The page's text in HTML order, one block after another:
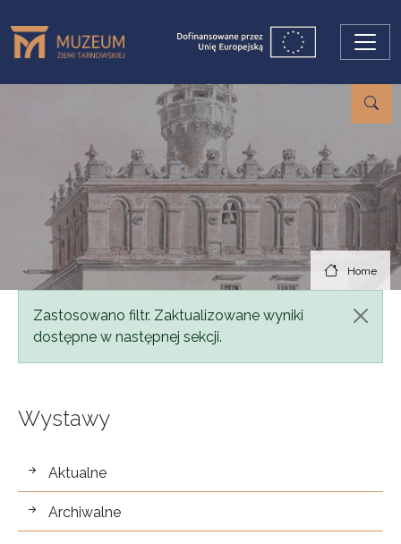
Home
Status message
Zastosowano filtr. Zaktualizowane wyniki
dostępne w następnej sekcji.
Wystawy
wystawy
Aktualne
Archiwalne